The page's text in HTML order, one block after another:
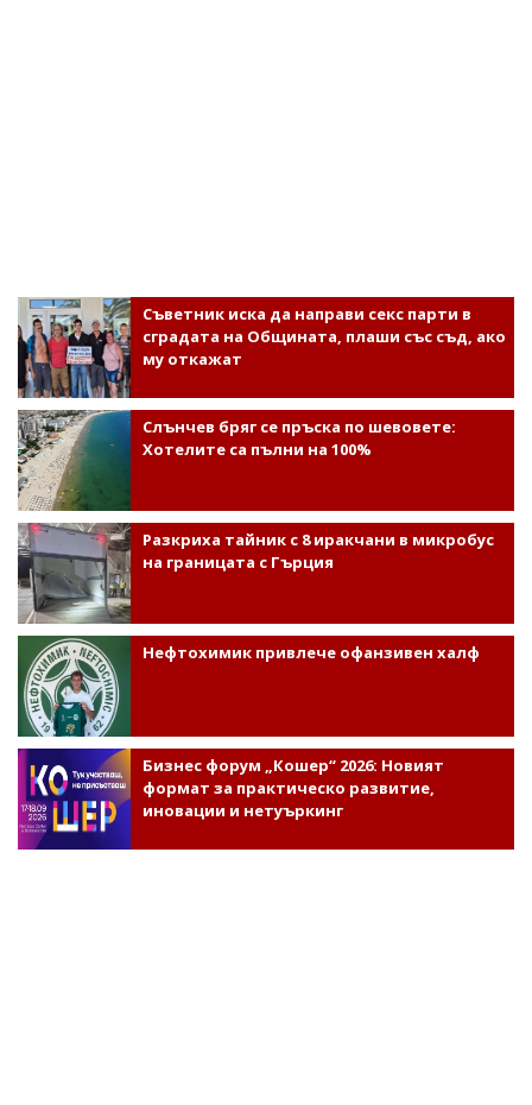
Съветник иска да направи секс парти в
сградата на Общината, плаши със съд, ако
му откажат
Слънчев бряг се пръска по шевовете:
Хотелите са пълни на 100%
Разкриха тайник с 8 иракчани в микробус
на границата с Гърция
Нефтохимик привлече офанзивен халф
Бизнес форум „Кошер“ 2026: Новият
формат за практическо развитие,
иновации и нетуъркинг